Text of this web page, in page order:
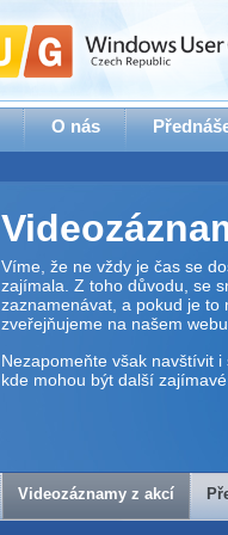
O nás
Víme, že ne vždy je čas se
zajímala. Z toho důvodu, se
zaznamenávat, a pokud je to
zveřejňujeme na našem webu.
Nezapomeňte však navštívit i
kde mohou být další zajímavé
Přehrávač
Videozáznamy z akcí